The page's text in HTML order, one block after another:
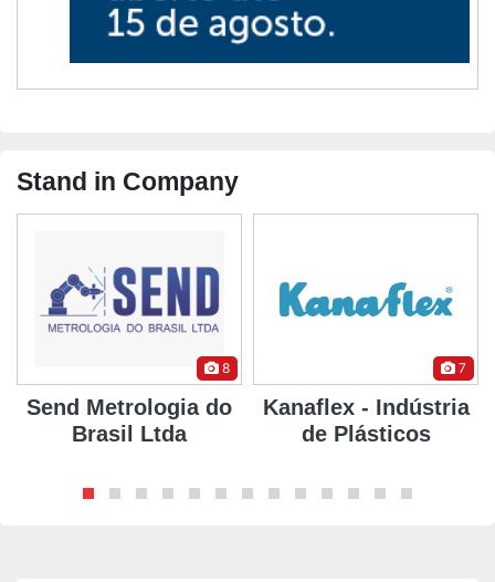
Stand in Company
8
Send Metrologia do
Brasil Ltda
7
Kanaflex - Indústria
de Plásticos